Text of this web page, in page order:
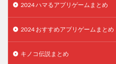
2024 ハマるアプリゲームまとめ
2024 おすすめアプリゲームまとめ
キノコ伝説まとめ